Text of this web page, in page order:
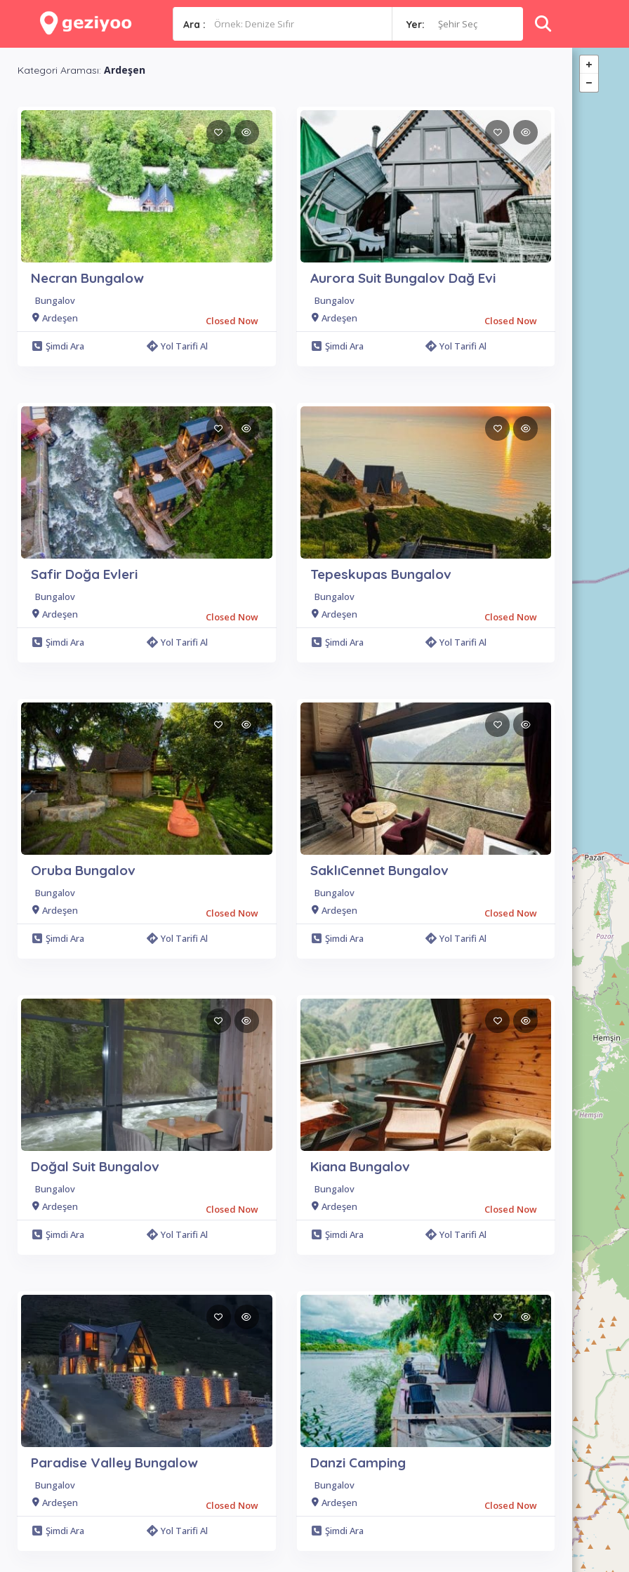
Ara : Yer: Şehir Seç
Kategori Araması: Ardeşen
Necran Bungalow
Bungalov
Ardeşen
Closed Now
Şimdi Ara
Yol Tarifi Al
Aurora Suit Bungalov Dağ Evi
Bungalov
Ardeşen
Closed Now
Şimdi Ara
Yol Tarifi Al
Safir Doğa Evleri
Bungalov
Ardeşen
Closed Now
Şimdi Ara
Yol Tarifi Al
Tepeskupas Bungalov
Bungalov
Ardeşen
Closed Now
Şimdi Ara
Yol Tarifi Al
Oruba Bungalov
Bungalov
Ardeşen
Closed Now
Şimdi Ara
Yol Tarifi Al
SaklıCennet Bungalov
Bungalov
Ardeşen
Closed Now
Şimdi Ara
Yol Tarifi Al
Doğal Suit Bungalov
Bungalov
Ardeşen
Closed Now
Şimdi Ara
Yol Tarifi Al
Kiana Bungalov
Bungalov
Ardeşen
Closed Now
Şimdi Ara
Yol Tarifi Al
Paradise Valley Bungalow
Bungalov
Ardeşen
Closed Now
Şimdi Ara
Yol Tarifi Al
Danzi Camping
Bungalov
Ardeşen
Closed Now
Şimdi Ara